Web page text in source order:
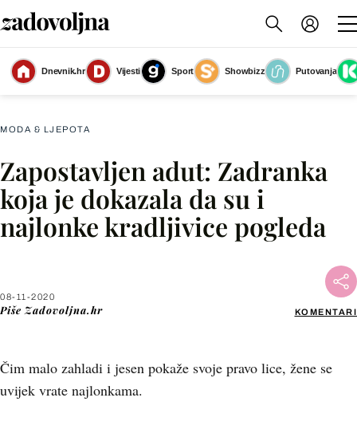
Dnevnik.hr Vijesti Sport Showbizz
Putovanja
Slika nije dostupna
MODA & LJEPOTA
Zapostavljen adut: Zadranka
koja je dokazala da su i
najlonke kradljivice pogleda
08-11-2020
Piše Zadovoljna.hr KOMENTARI
Čim malo zahladi i jesen pokaže svoje pravo lice, žene se
uvijek vrate najlonkama.
Facebook
X